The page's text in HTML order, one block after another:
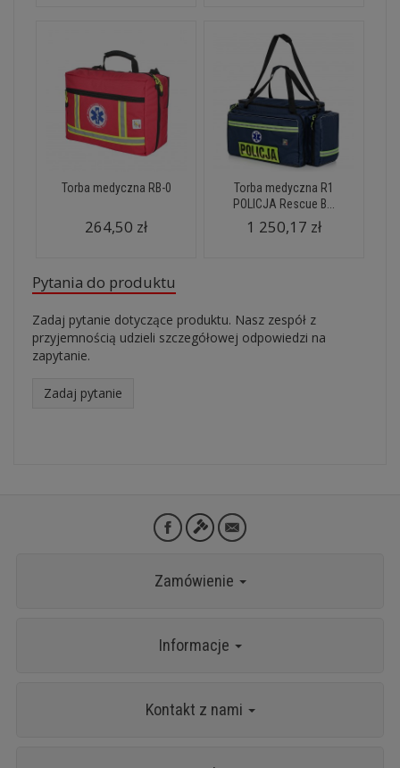
Torba medyczna RB-0
264,50 zł
Torba medyczna R1
POLICJA Rescue B...
1 250,17 zł
Pytania do produktu
Zadaj pytanie dotyczące produktu. Nasz zespół z
przyjemnością udzieli szczegółowej odpowiedzi na
zapytanie.
Zadaj pytanie
Zamówienie
Informacje
Kontakt z nami